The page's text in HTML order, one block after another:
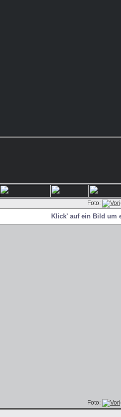
Foto:
Klick' auf ein Bild um
Foto: